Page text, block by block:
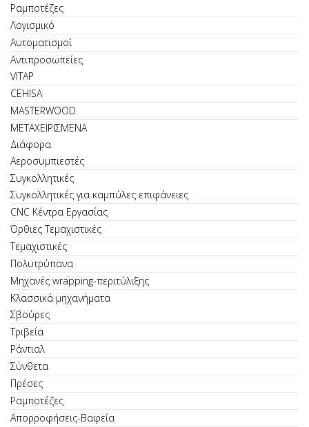
Ραμποτέζες
Λογισμικό
Αυτοματισμοί
Αντιπροσωπείες
VITAP
CEHISA
MASTERWOOD
ΜΕΤΑΧΕΙΡΙΣΜΕΝΑ
Διάφορα
Αεροσυμπιεστές
Συγκολλητικές
Συγκολλητικές για καμπύλες επιφάνειες
CNC Κέντρα Εργασίας
Όρθιες Τεμαχιστικές
Τεμαχιστικές
Πολυτρύπανα
Μηχανές wrapping-περιτύλιξης
Κλασσικά μηχανήματα
Σβούρες
Τριβεία
Ράντιαλ
Σύνθετα
Πρέσες
Ραμποτέζες
Απορροφήσεις-Βαφεία